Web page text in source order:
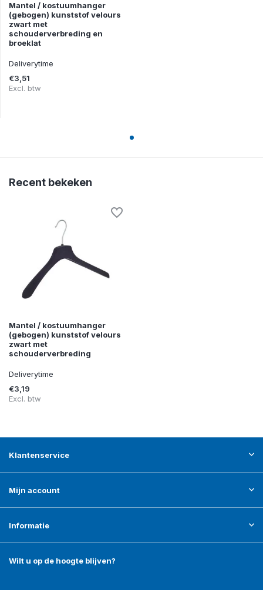
Mantel / kostuumhanger
(gebogen) kunststof velours
zwart met
schouderverbreding en
broeklat
Deliverytime
€3,51
Excl. btw
Recent bekeken
Mantel / kostuumhanger
(gebogen) kunststof velours
zwart met
schouderverbreding
Deliverytime
€3,19
Excl. btw
Klantenservice
Mijn account
Informatie
Wilt u op de hoogte blijven?